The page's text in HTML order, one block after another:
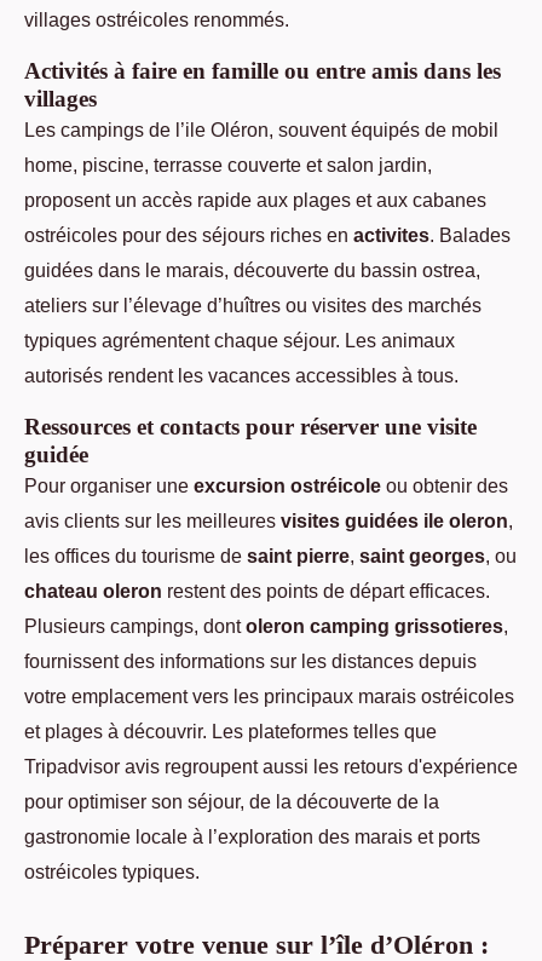
villages ostréicoles renommés.
Activités à faire en famille ou entre amis dans les
villages
Les campings de l’ile Oléron, souvent équipés de mobil
home, piscine, terrasse couverte et salon jardin,
proposent un accès rapide aux plages et aux cabanes
ostréicoles pour des séjours riches en activites . Balades
guidées dans le marais, découverte du bassin ostrea,
ateliers sur l’élevage d’huîtres ou visites des marchés
typiques agrémentent chaque séjour. Les animaux
autorisés rendent les vacances accessibles à tous.
Ressources et contacts pour réserver une visite
guidée
Pour organiser une excursion ostréicole ou obtenir des
avis clients sur les meilleures visites guidées ile oleron
les offices du tourisme de saint pierre saint georges , ou
chateau oleron restent des points de départ efficaces.
Plusieurs campings, dontoleron camping grissotieres
fournissent des informations sur les distances depuis
votre emplacement vers les principaux marais ostréicoles
et plages à découvrir. Les plateformes telles que
Tripadvisor avis regroupent aussi les retours d'expérience
pour optimiser son séjour, de la découverte de la
gastronomie locale à l’exploration des marais et ports
ostréicoles typiques.
Préparer votre venue sur l’île d’Oléron :